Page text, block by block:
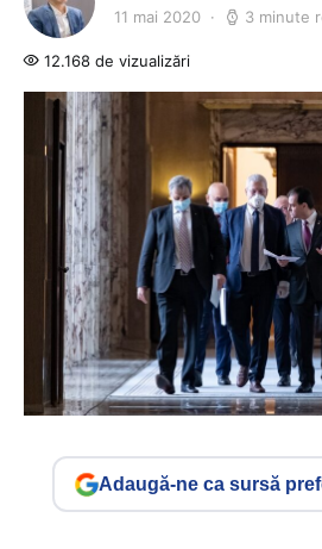
11 mai 2020 3 minute
12.168 de vizualizări
Adaugă-ne ca sursă